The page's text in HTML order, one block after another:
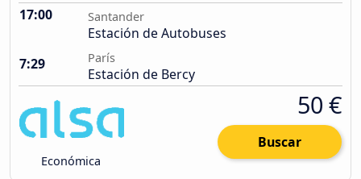
17:00 Santander
Estación de Autobuses
7:29
París
Estación de Bercy
Económica
50 €
Buscar